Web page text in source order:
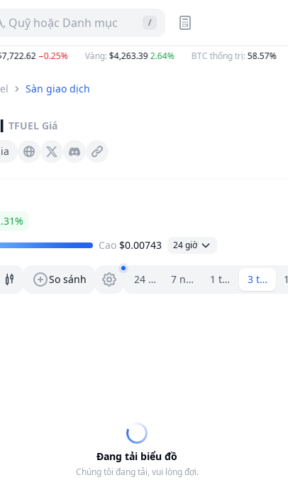
Quỹ hoặc Danh mục /
−0.25% Vàng:$4,263.392.64% BTC thống trị:58.57%
Sàn giao dịch
TFUEL Giá
Thetatoken.org X (Twitter)
Cao $0.00743 24 giờ
So sánh Trình chọn khoảng.
24 giờ 7 ngày 1 tháng 3 tháng
Đang tải biểu đồ
Chúng tôi đang tải, vui lòng đợi.